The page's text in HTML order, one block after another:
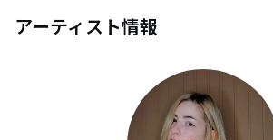
アーティスト情報